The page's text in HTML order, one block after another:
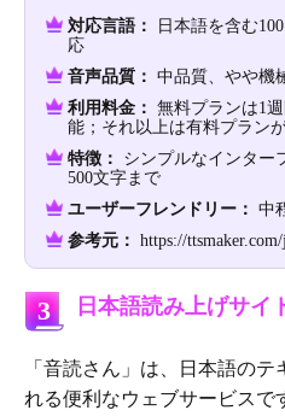
対応言語：
日本語を含む
応
音声品質： 中品質、やや機
利用料金： 無料プランは1
能；それ以上は有料プラン
特徴：
シンプルなインター
500文字まで
ユーザーフレンドリー： 中
参考元： https://
3 日本語読み上げサイ
「音読さん」は、日本語の
れる便利なウェブサービスで